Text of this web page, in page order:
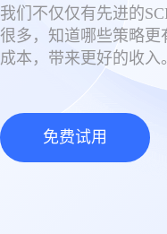
我们不仅仅有先进的
很多，知道哪些策略
成本，带来更好的收入。
免费试用